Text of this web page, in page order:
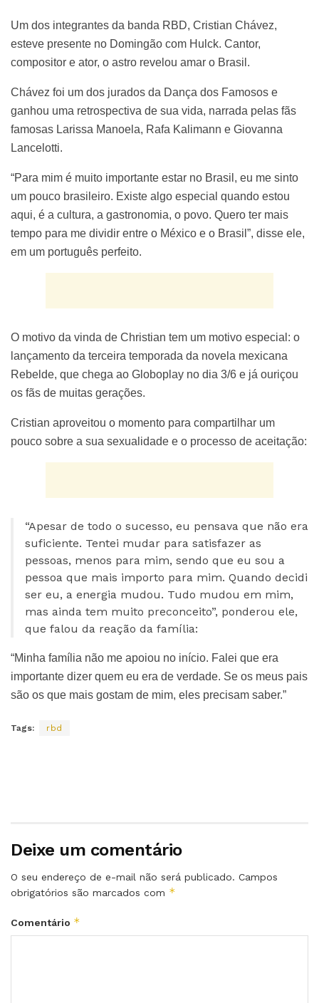
Um dos integrantes da banda RBD, Cristian Chávez,
esteve presente no Domingão com Hulck. Cantor,
compositor e ator, o astro revelou amar o Brasil.
Chávez foi um dos jurados da Dança dos Famosos e
ganhou uma retrospectiva de sua vida, narrada pelas fãs
famosas Larissa Manoela, Rafa Kalimann e Giovanna
Lancelotti.
“Para mim é muito importante estar no Brasil, eu me sinto
um pouco brasileiro. Existe algo especial quando estou
aqui, é a cultura, a gastronomia, o povo. Quero ter mais
tempo para me dividir entre o México e o Brasil”, disse ele,
em um português perfeito.
O motivo da vinda de Christian tem um motivo especial: o
lançamento da terceira temporada da novela mexicana
Rebelde, que chega ao Globoplay no dia 3/6 e já ouriçou
os fãs de muitas gerações.
Cristian aproveitou o momento para compartilhar um
pouco sobre a sua sexualidade e o processo de aceitação:
“Apesar de todo o sucesso, eu pensava que não era
suficiente. Tentei mudar para satisfazer as
pessoas, menos para mim, sendo que eu sou a
pessoa que mais importo para mim. Quando decidi
ser eu, a energia mudou. Tudo mudou em mim,
mas ainda tem muito preconceito”, ponderou ele,
que falou da reação da família:
“Minha família não me apoiou no início. Falei que era
importante dizer quem eu era de verdade. Se os meus pais
são os que mais gostam de mim, eles precisam saber.”
Tags: rbd
Deixe um comentário
O seu endereço de e-mail não será publicado. Campos
obrigatórios são marcados com *
Comentário *